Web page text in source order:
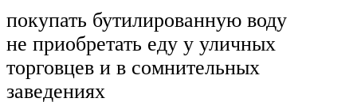
покупать бутилированную воду
не приобретать еду у уличных
торговцев и в сомнительных
заведениях